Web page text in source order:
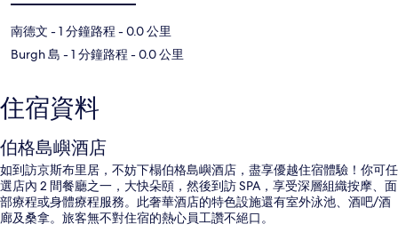
南德文 - 1 分鐘路程 - 0.0 公里
Burgh 島 - 1 分鐘路程 - 0.0 公里
住宿資料
伯格島嶼酒店
如到訪京斯布里居，不妨下榻伯格島嶼酒店，盡享優越住宿體驗！你可任
選店內 2 間餐廳之一，大快朵頤，然後到訪 SPA，享受深層組織按摩、面
部療程或身體療程服務。此奢華酒店的特色設施還有室外泳池、酒吧/酒
廊及桑拿。旅客無不對住宿的熱心員工讚不絕口。